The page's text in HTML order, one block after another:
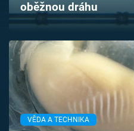
Sledujte prima+
Přihlášení
Sledujte nás
oběžnou dráhu
VĚDA A TECHNIKA